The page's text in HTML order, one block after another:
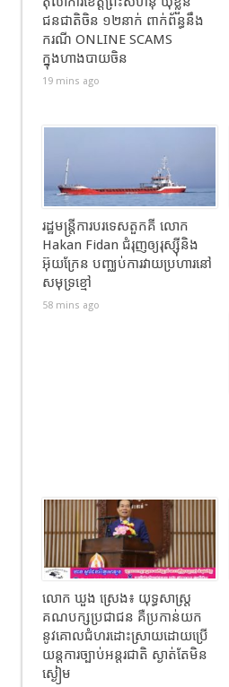
ជនជាតិចិន ១២នាក់ ពាក់ព័ន្ធនឹង
ករណី ONLINE SCAMS
ក្នុងហាងបាយចិន
19 mins ago
រដ្ឋមន្រ្តីការបរទេសតួកគី លោក
Hakan Fidan ជំរុញឲ្យរុស្ស៊ីនិង
អ៊ុយក្រែន បញ្ឈប់ការវាយប្រហារនៅ
សមុទ្រខ្មៅ
58 mins ago
លោក ឃួង ស្រេង៖ យុទ្ធសាស្ត្រ
គណបក្សប្រជាជន គឺប្រកាន់យក
នូវគោលជំហរដោះស្រាយដោយប្រើ
យន្តការច្បាប់អន្តរជាតិ ស្ងាត់តែមិន
ស្ងៀម